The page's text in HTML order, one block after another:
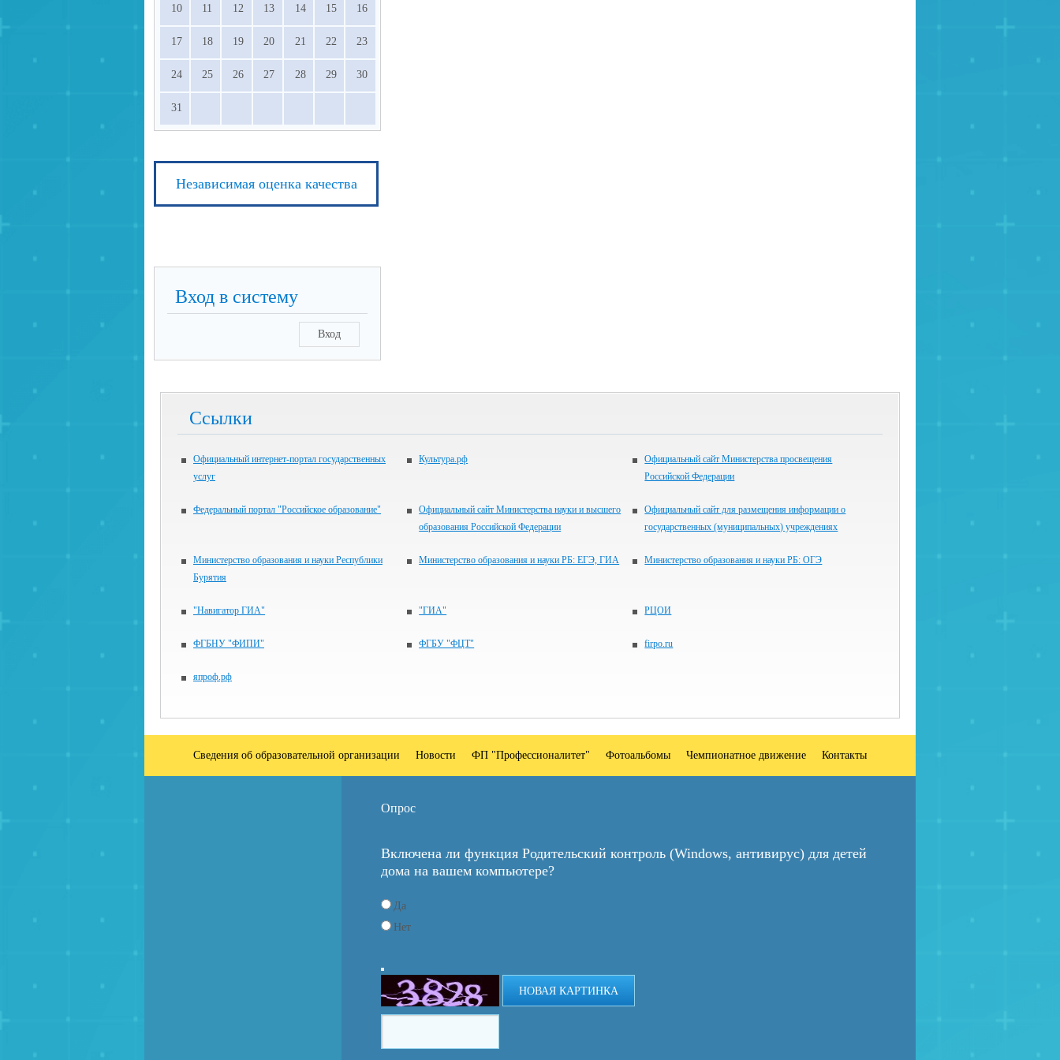
10 11 12 13 14 15 16
17 18 19 20 21 22 23
24 25 26 27 28 29 30
31
Независимая оценка качества
Вход в систему
Вход
Ссылки
Официальный интернет-портал государственных
услуг
Культура.рф
Официальный сайт Министерства просвещения
Российской Федерации
Федеральный портал "Российское образование"
Официальный сайт Министерства науки и высшего
образования Российской Федерации
Официальный сайт для размещения информации о
государственных (муниципальных) учреждениях
Министерство образования и науки Республики
Бурятия
Министерство образования и науки РБ: ЕГЭ, ГИА Министерство образования и науки РБ: ОГЭ
"Навигатор ГИА" "ГИА" РЦОИ
ФГБНУ "ФИПИ" ФГБУ "ФЦТ" firpo.ru
япроф.рф
Сведения об образовательной организации Новости ФП "Профессионалитет" Фотоальбомы Чемпионатное движение Контакты
Опрос
Включена ли функция Родительский контроль (Windows, антивирус) для детей
дома на вашем компьютере?
Да
Нет
НОВАЯ КАРТИНКА